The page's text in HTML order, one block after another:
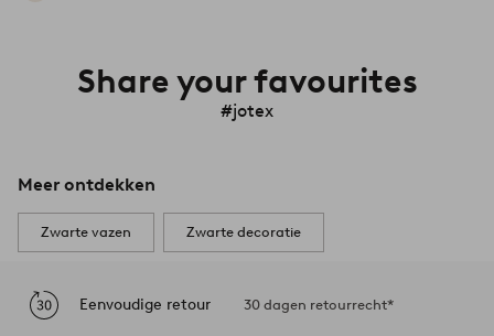
Share your favourites
#jotex
Meer ontdekken
Zwarte vazen Zwarte decoratie
Eenvoudige retour 30 dagen retourrecht*